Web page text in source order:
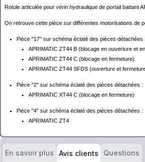
Rotule articulée pour vérin hydraulique de portail battant
On retrouve cette pièce sur différentes motorisations de
Pièce "17" sur schéma éclaté des pièces détachées :
APRIMATIC ZT44 B (blocage en ouverture et
APRIMATIC ZT44 C (blocage en fermeture)
APRIMATIC ZT44 SFDS (ouverture et
Pièce "2" sur schéma éclaté des pièces détachées :
APRIMATIC XT44 C (blocage en fermeture)
Pièce "4" sur schéma éclaté des pièces détachées :
APRIMATIC ZT4
En savoir plus Avis clients Questions